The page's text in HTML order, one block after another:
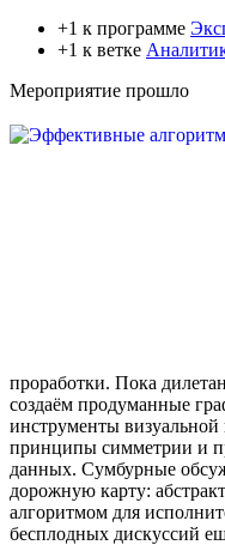
+1 к программе
+1 к ветке
Мероприятие прошло
проработки. Пока
создаём продуманные
инструменты
принципы симметрии и
данных. Сумбурные
дорожную карту:
алгоритмом для
бесплодных дискуссий